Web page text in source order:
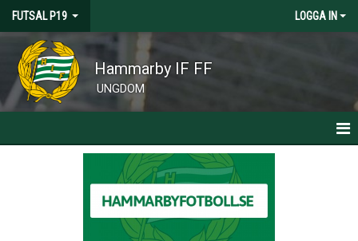
FUTSAL P19 LOGGA IN
Hammarby IF FF
UNGDOM